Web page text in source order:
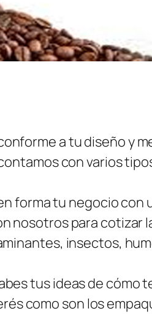
a tu diseño y
con varios
forma tu negocio
nosotros para cotizar
insectos,
tus ideas de cómo
como son los